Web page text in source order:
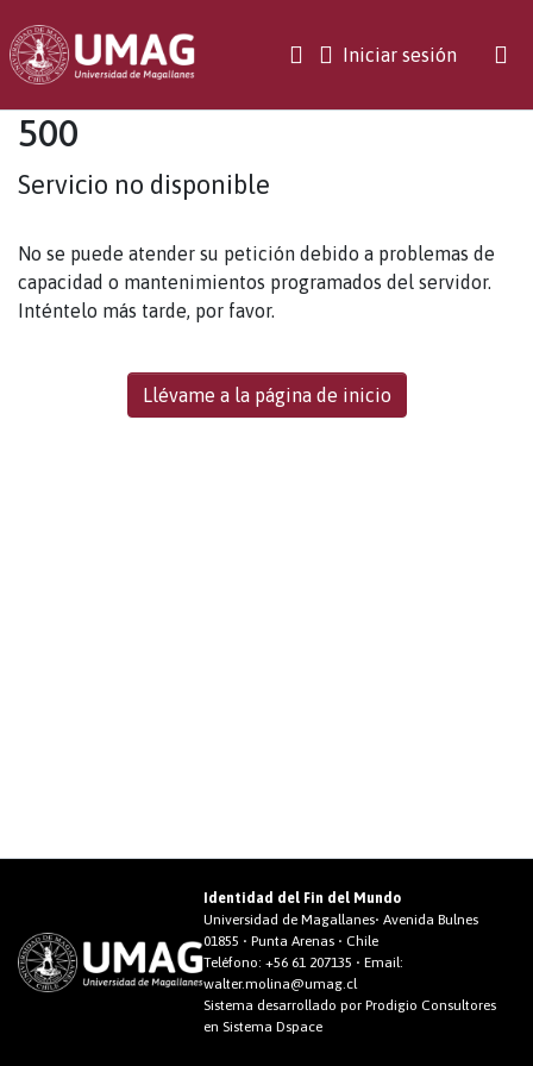
Iniciar sesión(current)
500
Servicio no disponible
No se puede atender su petición debido a problemas de
capacidad o mantenimientos programados del servidor.
Inténtelo más tarde, por favor.
Llévame a la página de inicio
Identidad del Fin del Mundo
Universidad de Magallanes• Avenida Bulnes
01855 • Punta Arenas • Chile
Teléfono:+56 61 207135 • Email:
walter.molina@umag.cl
Sistema desarrollado por Prodigio Consultores
en Sistema Dspace